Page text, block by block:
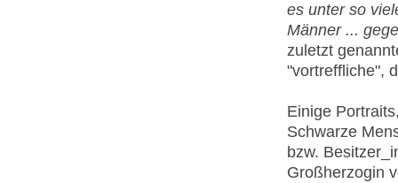
es unter so
Männer ...
zuletzt
"vortreffliche",
Einige
Schwarze
bzw.
Großherzogin